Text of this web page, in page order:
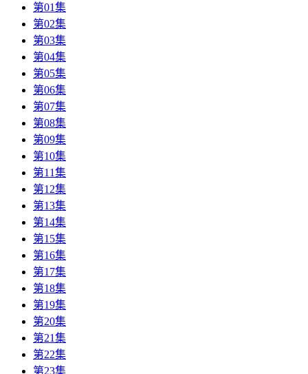
第01集
第02集
第03集
第04集
第05集
第06集
第07集
第08集
第09集
第10集
第11集
第12集
第13集
第14集
第15集
第16集
第17集
第18集
第19集
第20集
第21集
第22集
第23集